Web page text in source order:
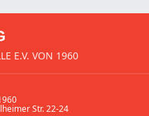
Str. 22-24
E.V. VON 1960